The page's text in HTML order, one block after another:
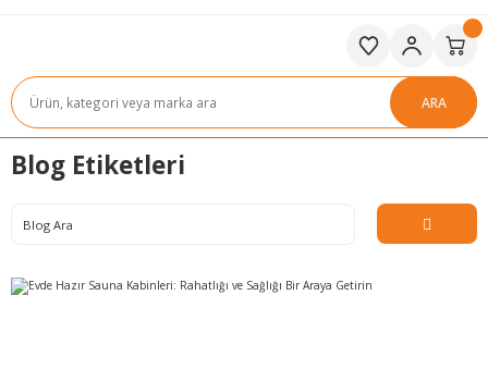
ARA
Blog Etiketleri